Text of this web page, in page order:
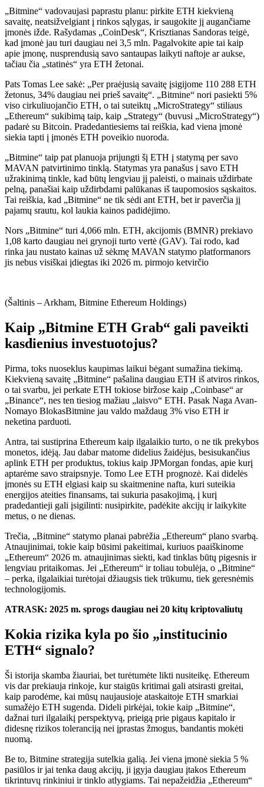
„Bitmine“ vadovaujasi paprastu planu: pirkite ETH kiekvieną
savaitę, neatsižvelgiant į rinkos sąlygas, ir saugokite jį augančiame
įmonės ižde. Rašydamas „CoinDesk“, Krisztianas Sandoras teigė,
kad įmonė jau turi daugiau nei 3,5 mln. Pagalvokite apie tai kaip
apie įmonę, nusprendusią savo santaupas laikyti naftoje ar aukse,
tačiau čia „statinės“ yra ETH žetonai.
Pats Tomas Lee sakė: „Per praėjusią savaitę įsigijome 110 288 ETH
žetonus, 34% daugiau nei prieš savaitę“. „Bitmine“ nori pasiekti 5%
viso cirkuliuojančio ETH, o tai suteiktų „MicroStrategy“ stiliaus
„Ethereum“ sukibimą taip, kaip „Strategy“ (buvusi „MicroStrategy“)
padarė su Bitcoin. Pradedantiesiems tai reiškia, kad viena įmonė
siekia tapti į įmonės ETH poveikio nuoroda.
„Bitmine“ taip pat planuoja prijungti šį ETH į statymą per savo
MAVAN patvirtinimo tinklą. Statymas yra panašus į savo ETH
užrakinimą tinkle, kad būtų lengviau jį paleisti, o mainais uždirbate
pelną, panašiai kaip uždirbdami palūkanas iš taupomosios sąskaitos.
Tai reiškia, kad „Bitmine“ ne tik sėdi ant ETH, bet ir paverčia jį
pajamų srautu, kol laukia kainos padidėjimo.
Nors „Bitmine“ turi 4,066 mln. ETH, akcijomis (BMNR) prekiavo
1,08 karto daugiau nei grynoji turto vertė (GAV). Tai rodo, kad
rinka jau nustato kainas už sėkmę MAVAN statymo platformanors
jis nebus visiškai įdiegtas iki 2026 m. pirmojo ketvirčio
(Šaltinis – Arkham, Bitmine Ethereum Holdings)
Kaip „Bitmine ETH Grab“ gali paveikti
kasdienius investuotojus?
Pirma, toks nuoseklus kaupimas laikui bėgant sumažina tiekimą.
Kiekvieną savaitę „Bitmine“ pašalina daugiau ETH iš atviros rinkos,
o tai svarbu, jei perkate ETH tokiose biržose kaip „Coinbase“ ar
„Binance“, nes ten tiesiog mažiau „laisvo“ ETH. Pasak Naga Avan-
Nomayo BlokasBitmine jau valdo maždaug 3% viso ETH ir
neketina parduoti.
Antra, tai sustiprina Ethereum kaip ilgalaikio turto, o ne tik prekybos
monetos, idėją. Jau dabar matome didelius žaidėjus, besisukančius
aplink ETH per produktus, tokius kaip JPMorgan fondas, apie kurį
aptarėme savo straipsnyje. Tomo Lee ETH prognozė. Kai didelės
įmonės su ETH elgiasi kaip su skaitmenine nafta, kuri suteikia
energijos ateities finansams, tai sukuria pasakojimą, į kurį
pradedantieji gali įsigilinti: nusipirkite, padėkite akcijų ir laikykite
metus, o ne dienas.
Trečia, „Bitmine“ statymo planai pabrėžia „Ethereum“ plano svarbą.
Atnaujinimai, tokie kaip būsimi pakeitimai, kuriuos paaiškinome
„Ethereum“ 2026 m. atnaujinimas siekti, kad tinklas būtų pigesnis ir
lengviau pritaikomas. Jei „Ethereum“ ir toliau tobulėja, o „Bitmine“
– perka, ilgalaikiai turėtojai džiaugsis tiek trūkumu, tiek geresnėmis
technologijomis.
ATRASK: 2025 m. sprogs daugiau nei 20 kitų kriptovaliutų
Kokia rizika kyla po šio „institucinio
ETH“ signalo?
Ši istorija skamba žiauriai, bet turėtumėte likti nusiteikę. Ethereum
vis dar prekiauja rinkoje, kur staigūs kritimai gali atsirasti greitai,
kaip parodėme, kai mūsų naujausioje ataskaitoje ETH smarkiai
sumažėjo ETH sugenda. Dideli pirkėjai, tokie kaip „Bitmine“,
dažnai turi ilgalaikį perspektyvą, prieigą prie pigaus kapitalo ir
didesnę rizikos toleranciją nei įprastas žmogus, bandantis mokėti
nuomą.
Be to, Bitmine strategija sutelkia galią. Jei viena įmonė siekia 5 %
pasiūlos ir jai tenka daug akcijų, ji įgyja daugiau įtakos Ethereum
tikrintuvų rinkiniui ir tinklo atlygiams. Tai nepažeidžia „Ethereum“